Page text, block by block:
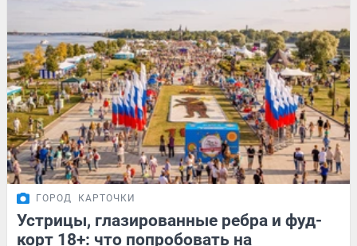
ГОРОД КАРТОЧКИ
Устрицы, глазированные ребра и фуд-
корт 18+: что попробовать на